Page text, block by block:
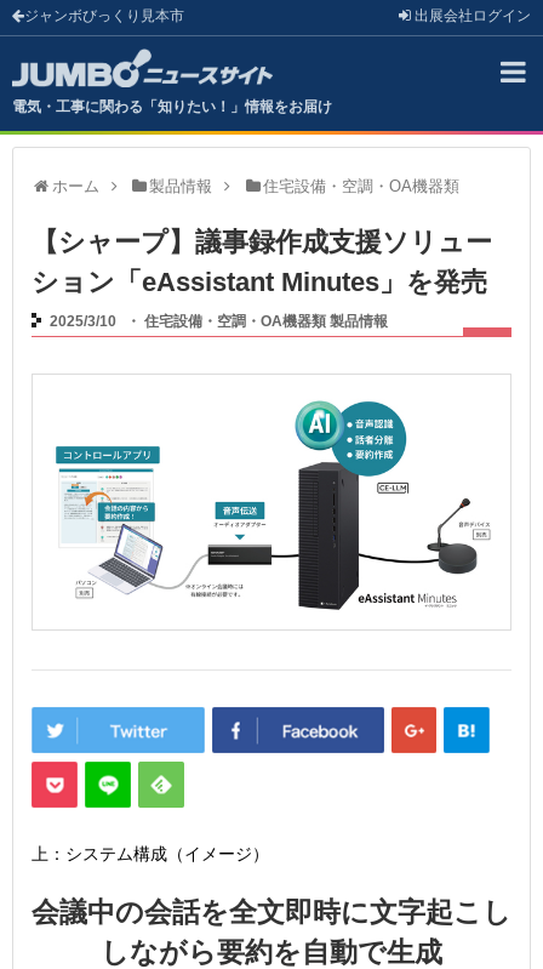
ジャンボびっくり見本市 出展会社 ログイン
電気・工事に関わる「知りたい！」情報をお届け
ホーム 製品情報 住宅設備・空調・OA機器類
【シャープ】議事録作成支援ソリュー
ション「eAssistant Minutes」を発売
2025/3/10 ・ 住宅設備・空調・OA機器類 製品情報
上：システム構成（イメージ）
会議中の会話を全文即時に文字起こし
しながら要約を自動で生成